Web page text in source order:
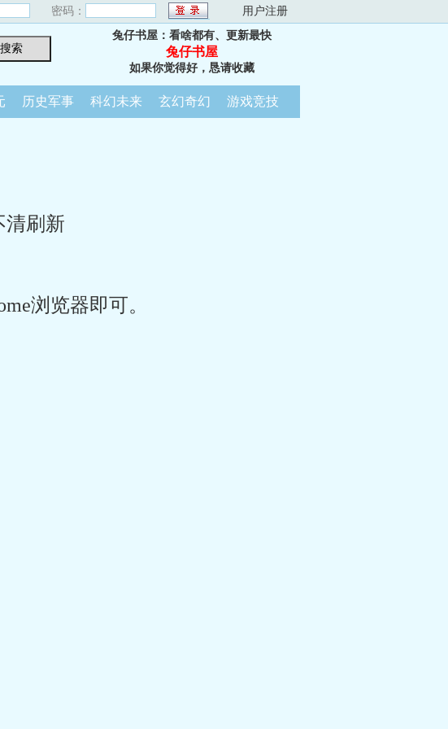
密码： 用户注册
兔仔书屋：看啥都有、更新最快
兔仔书屋
如果你觉得好，恳请收藏
历史军事 科幻未来 玄幻奇幻 游戏竞技
清刷新
浏览器即可。